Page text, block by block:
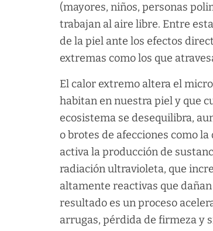
(mayores, niños, personas
trabajan al aire libre. Entre
de la piel ante los efectos
extremas como los que
El calor extremo altera el
habitan en nuestra piel y que
ecosistema se desequilibra,
o brotes de afecciones como
activa la producción de
radiación ultravioleta, que
altamente reactivas que
resultado es un proceso
arrugas, pérdida de firmeza y